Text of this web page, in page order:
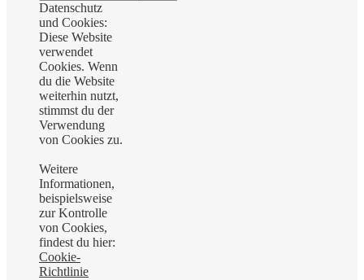
Datenschutz
und Cookies:
Diese Website
verwendet
Cookies. Wenn
du die Website
weiterhin nutzt,
stimmst du der
Verwendung
von Cookies zu.
Weitere
Informationen,
beispielsweise
zur Kontrolle
von Cookies,
findest du hier:
Cookie-
Richtlinie